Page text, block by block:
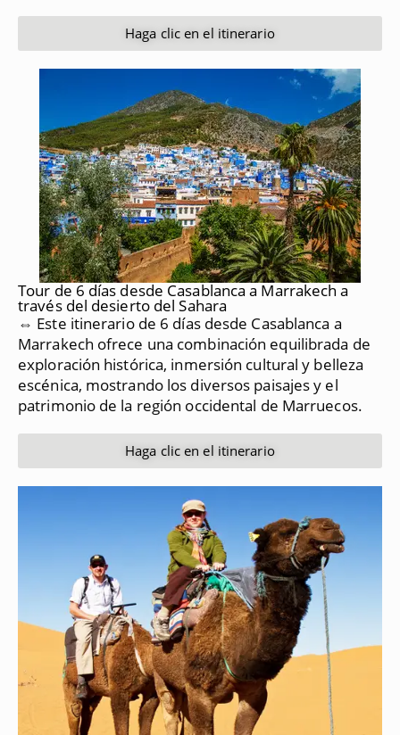
Haga clic en el itinerario
Tour de 6 días desde Casablanca a Marrakech a
través del desierto del Sahara
⇔ Este itinerario de 6 días desde Casablanca a
Marrakech ofrece una combinación equilibrada de
exploración histórica, inmersión cultural y belleza
escénica, mostrando los diversos paisajes y el
patrimonio de la región occidental de Marruecos.
Haga clic en el itinerario